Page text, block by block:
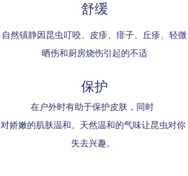
舒缓
自然镇静因昆虫叮咬、皮疹、痱子、丘疹、轻微
晒伤和厨房烧伤引起的不适
保护
在户外时有助于保护皮肤，同时
对娇嫩的肌肤温和。天然温和的气味让昆虫对你
失去兴趣。